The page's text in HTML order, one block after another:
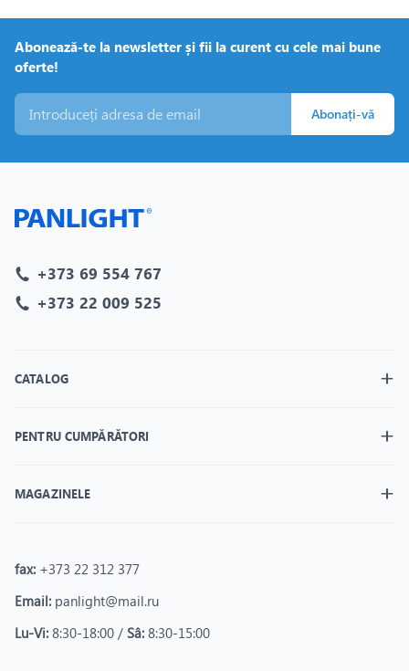
Abonează-te la newsletter și fii la curent cu cele mai bune
oferte!
Abonați-vă
+373 69 554 767
+373 22 009 525
CATALOG
PENTRU CUMPĂRĂTORI
MAGAZINELE
fax: +373 22 312 377
Email: panlight@mail.ru
Lu-Vi: 8:30-18:00 / Sâ: 8:30-15:00